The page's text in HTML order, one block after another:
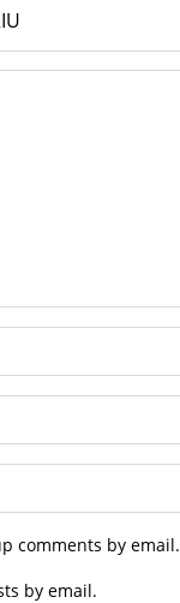
comments by email.
by email.